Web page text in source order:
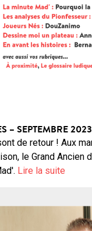
– SEPTEMBRE 2023
de retour ! Aux
le Grand Ancien
Lire la suite